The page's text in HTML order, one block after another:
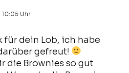
10:05 Uhr
für dein Lob, ich habe
gefreut!
die Brownies so gut